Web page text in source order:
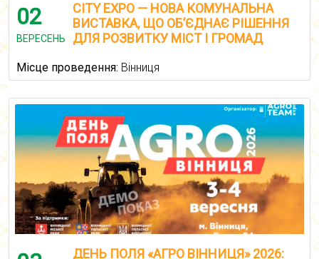
02
ВЕРЕСЕНЬ
CITY EXPO — НОВА КОМУНАЛЬНА
ВИСТАВКА, ЩО ОБ’ЄДНАЄ РІШЕННЯ
ДЛЯ РОЗВИТКУ МІСТ І ГРОМАД
Місце проведення: Вінниця
ДЕНЬ ПОЛЯ «АГРО ВІННИЦЯ» 2026: